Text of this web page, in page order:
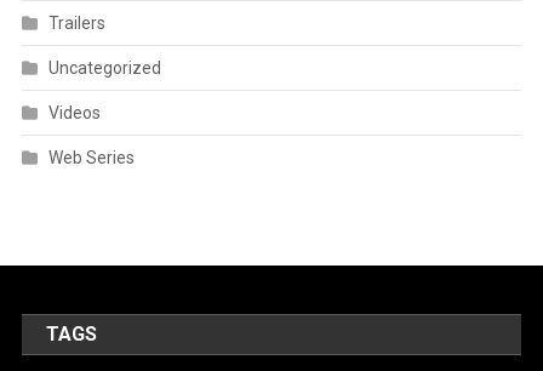
Trailers
Uncategorized
Videos
Web Series
TAGS